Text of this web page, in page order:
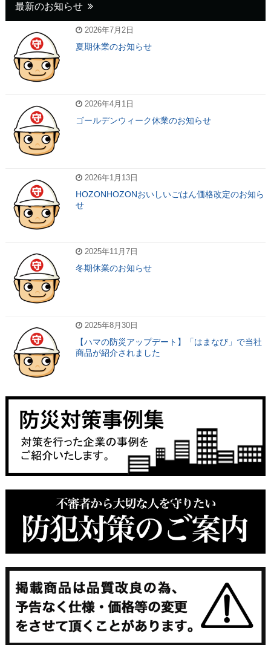
最新のお知らせ
2026年7月2日
夏期休業のお知らせ
2026年4月1日
ゴールデンウィーク休業のお知らせ
2026年1月13日
HOZONHOZONおいしいごはん価格改定のお知ら
せ
2025年11月7日
冬期休業のお知らせ
2025年8月30日
【ハマの防災アップデート】「はまなび」で当社
商品が紹介されました